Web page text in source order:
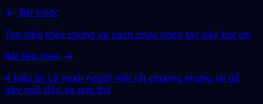
arrow_back Bài trước
Tìm hiểu triệu chứng và cách chữa ngón tay gãy bút chì
Bài tiếp theo arrow_forward
4 kiểu ăn cà muối người Việt rất chuộng nhưng lại dễ
gây ngộ độc và ung thư